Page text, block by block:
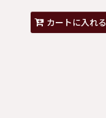
カートに入れる